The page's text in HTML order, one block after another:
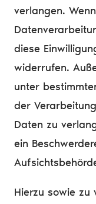
verlangen.
diese
widerrufen.
unter
der
Daten zu
ein
Hierzu sowie zu